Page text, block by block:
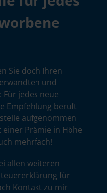
Sie doch Ihren
und
Für jedes neue
Empfehlung beruft
aufgenommen
Prämie in Höhe
mehrfach!
allen weiteren
für
Kontakt zu mir